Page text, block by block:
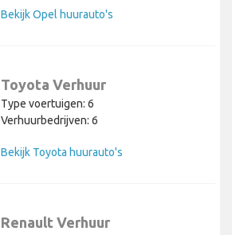
Bekijk Opel huurauto's
Toyota Verhuur
Type voertuigen: 6
Verhuurbedrijven: 6
Bekijk Toyota huurauto's
Renault Verhuur